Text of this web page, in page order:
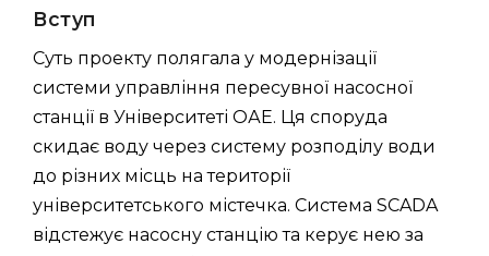
Вступ
Суть проекту полягала у модернізації
системи управління пересувної насосної
станції в Університеті ОАЕ. Ця споруда
скидає воду через систему розподілу води
до різних місць на території
університетського містечка. Система SCADA
відстежує насосну станцію та керує нею за